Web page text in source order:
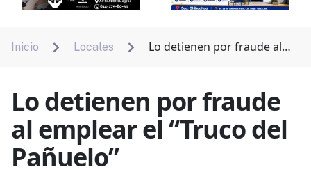
Inicio  Locales 
Lo detienen por fraude al
Lo detienen por fraude
al emplear el “Truco del
Pañuelo”